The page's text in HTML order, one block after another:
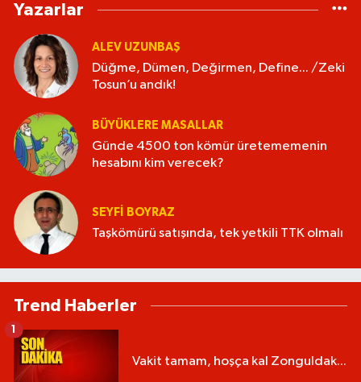
Yazarlar
ALEV UZUNBAŞ
Düğme, Dümen, Değirmen, Define... /Zeki
Tosun’u andık!
BÜYÜKLERE MASALLAR
Günde 4500 ton kömür üretememenin
hesabını kim verecek?
SEYFI BOYRAZ
Taşkömürü satışında, tek yetkili TTK olmalı
Trend Haberler
Vakit tamam, hoşça kal Zonguldak...
1